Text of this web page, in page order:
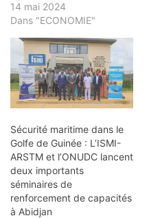
14 mai 2024
Dans "ECONOMIE"
Sécurité maritime dans le
Golfe de Guinée : L’ISMI-
ARSTM et l’ONUDC lancent
deux importants
séminaires de
renforcement de capacités
à Abidjan